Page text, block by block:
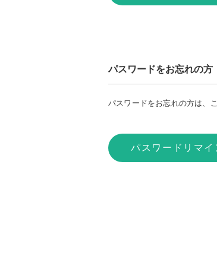
パスワードをお忘れの方
パスワードをお忘れの方は、
パスワードリマイ